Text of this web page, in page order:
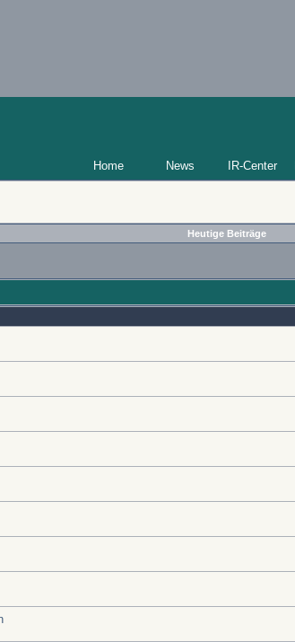
Home News IR-Center
Heutige Beiträge